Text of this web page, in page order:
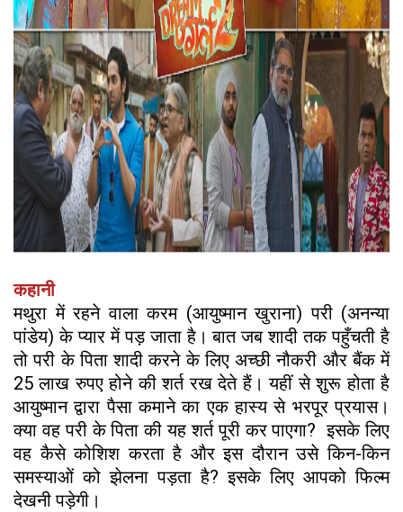
कहानी
मथुरा में रहने वाला करम (आयुष्मान खुराना) परी (अनन्या
पांडेय) के प्यार में पड़ जाता है। बात जब शादी तक पहुँचती है
तो परी के पिता शादी करने के लिए अच्छी नौकरी और बैंक में
25 लाख रुपए होने की शर्त रख देते हैं। यहीं से शुरू होता है
आयुष्मान द्वारा पैसा कमाने का एक हास्य से भरपूर प्रयास।
क्या वह परी के पिता की यह शर्त पूरी कर पाएगा? इसके लिए
वह कैसे कोशिश करता है और इस दौरान उसे किन-किन
समस्याओं को झेलना पड़ता है? इसके लिए आपको फिल्म
देखनी पड़ेगी।